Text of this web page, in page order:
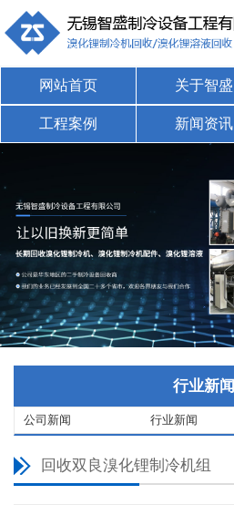
网站首页 关于智盛
工程案例 新闻资讯
行业新闻
公司新闻 行业新闻
回收双良溴化锂制冷机组